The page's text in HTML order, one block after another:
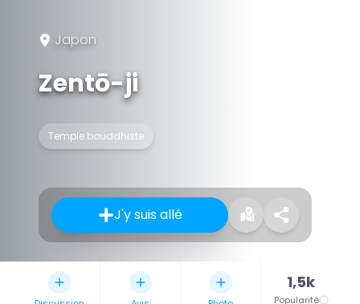
Japon
Zentō-ji
Temple bouddhiste
J'y suis allé
1,5k
Popularité